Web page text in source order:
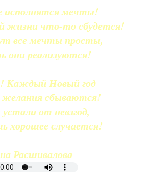
исполнятся мечты!
жизни что-то сбудется!
все мечты просты,
они реализуются!
Каждый Новый год
желания сбываются!
от невзгод,
хорошее случается!
Расшивалова